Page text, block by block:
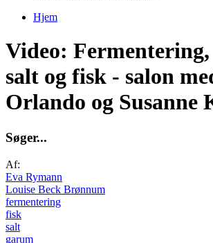
Hjem
Video:
salt og fisk - salon
Orlando og Susanne
Søger...
Af:
Eva Rymann
Louise Beck Brønnum
fermentering
fisk
salt
garum